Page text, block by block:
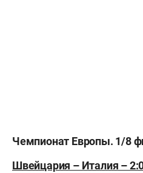
Чемпионат Европы. 1/8
Швейцария – Италия –